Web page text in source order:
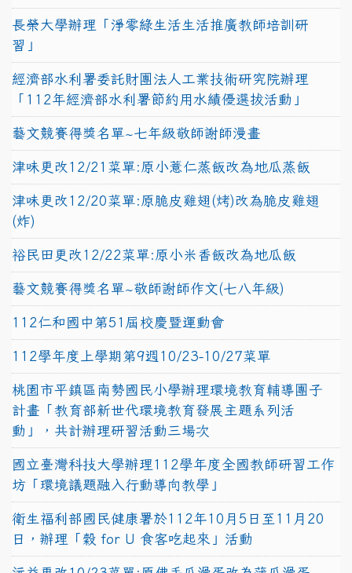
長榮大學辦理「淨零綠生活生活推廣教師培訓研
習」
經濟部水利署委託財團法人工業技術研究院辦理
「112年經濟部水利署節約用水績優選拔活動」
藝文競賽得獎名單~七年級敬師謝師漫畫
津味更改12/21菜單:原小薏仁蒸飯改為地瓜蒸飯
津味更改12/20菜單:原脆皮雞翅(烤)改為脆皮雞翅
(炸)
裕民田更改12/22菜單:原小米香飯改為地瓜飯
藝文競賽得獎名單~敬師謝師作文(七八年級)
112仁和國中第51屆校慶暨運動會
112學年度上學期第9週10/23-10/27菜單
桃園市平鎮區南勢國民小學辦理環境教育輔導團子
計畫「教育部新世代環境教育發展主題系列活
動」，共計辦理研習活動三場次
國立臺灣科技大學辦理112學年度全國教師研習工作
坊「環境議題融入行動導向教學」
衛生福利部國民健康署於112年10月5日至11月20
日，辦理「穀 for U 食客吃起來」活動